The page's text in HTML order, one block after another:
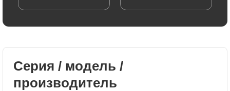
Серия / модель /
производитель